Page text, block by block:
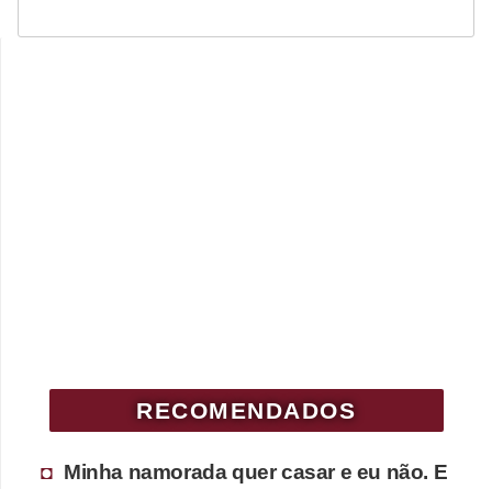
RECOMENDADOS
Minha namorada quer casar e eu não. E